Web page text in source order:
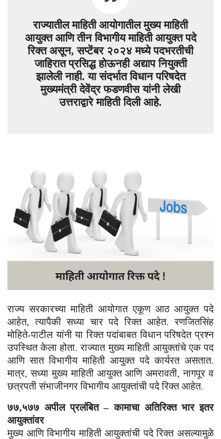
राज्यातील माहिती आयोगातील मुख्य माहिती
आयुक्त आणि तीन विभागीय माहिती आयुक्त पदे
रिक्त असून, सप्टेंबर २०२४ मध्ये पदभरतीची
जाहिरात प्रसिद्ध होऊनही अद्याप नियुक्ती
झालेली नाही. या संदर्भात विधान परिषदेत
मुख्यमंत्री देवेंद्र फडणवीस यांनी लेखी
उत्तराद्वारे माहिती दिली आहे.
राज्य सरकारच्या माहिती आयोगात एकूण आठ आयुक्त पदे
आहेत, त्यापैकी सध्या चार पदे रिक्त आहेत. रणजितसिंह
मोहिते-पाटील यांनी या रिक्त पदांबाबत विधान परिषदेत प्रश्न
उपस्थित केला होता. राज्यात मुख्य माहिती आयुक्तांचे एक पद
आणि सात विभागीय माहिती आयुक्त पदे कार्यरत असतात.
मात्र, सध्या मुख्य माहिती आयुक्त आणि अमरावती, नागपूर व
छत्रपती संभाजीनगर विभागीय आयुक्तांची पदे रिक्त आहेत.
७७,५७७ अपील प्रलंबित – कामाचा अतिरिक्त भार इतर
आयुक्तांवर
मुख्य आणि विभागीय माहिती आयुक्तांची पदे रिक्त असल्यामुळे